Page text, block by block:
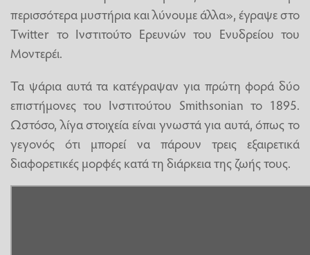
περισσότερα μυστήρια και λύνουμε άλλα», έγραψε στο
Twitter το Ινστιτούτο Ερευνών του Ενυδρείου του
Μοντερέι.
Τα ψάρια αυτά τα κατέγραψαν για πρώτη φορά δύο
επιστήμονες του Ινστιτούτου Smithsonian το 1895.
Ωστόσο, λίγα στοιχεία είναι γνωστά για αυτά, όπως το
γεγονός ότι μπορεί να πάρουν τρεις εξαιρετικά
διαφορετικές μορφές κατά τη διάρκεια της ζωής τους.